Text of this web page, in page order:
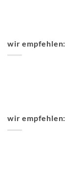
wir empfehlen:
wir empfehlen: